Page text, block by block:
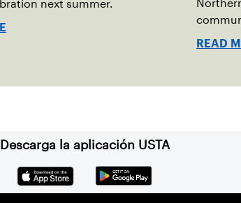
next summer.
tennis
READ
Descarga la aplicación USTA